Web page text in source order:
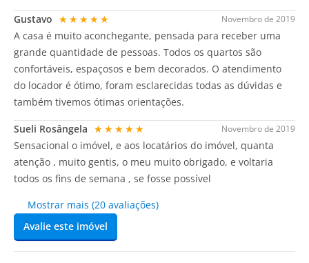
Novembro de 2019
Gustavo ★★★★★
A casa é muito aconchegante, pensada para receber uma
grande quantidade de pessoas. Todos os quartos são
confortáveis, espaçosos e bem decorados. O atendimento
do locador é ótimo, foram esclarecidas todas as dúvidas e
também tivemos ótimas orientações.
Novembro de 2019
Sueli Rosângela ★★★★★
Sensacional o imóvel, e aos locatários do imóvel, quanta
atenção , muito gentis, o meu muito obrigado, e voltaria
todos os fins de semana , se fosse possível
Mostrar mais (20 avaliações)
Avalie este imóvel